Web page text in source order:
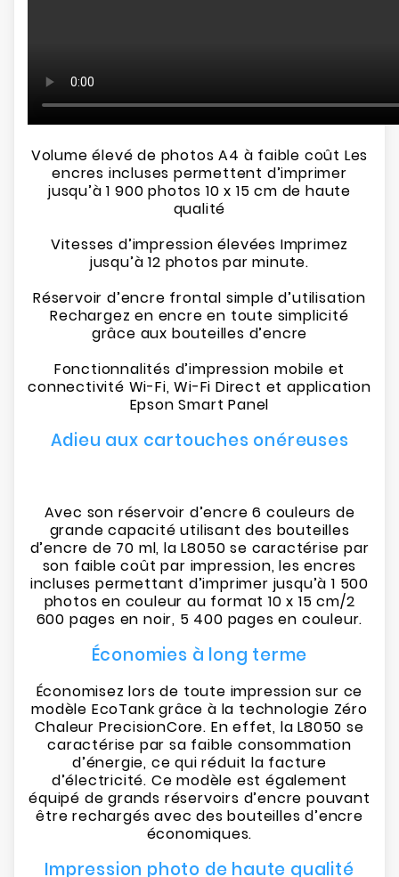
Volume élevé de photos A4 à faible coût Les
encres incluses permettent d’imprimer
jusqu’à 1 900 photos 10 x 15 cm de haute
qualité
Vitesses d’impression élevées Imprimez
jusqu’à 12 photos par minute.
Réservoir d’encre frontal simple d’utilisation
Rechargez en encre en toute simplicité
grâce aux bouteilles d’encre
Fonctionnalités d’impression mobile et
connectivité Wi-Fi, Wi-Fi Direct et application
Epson Smart Panel
Adieu aux cartouches onéreuses
Avec son réservoir d’encre 6 couleurs de
grande capacité utilisant des bouteilles
d’encre de 70 ml, la L8050 se caractérise par
son faible coût par impression, les encres
incluses permettant d’imprimer jusqu’à 1 500
photos en couleur au format 10 x 15 cm/2
600 pages en noir, 5 400 pages en couleur.
Économies à long terme
Économisez lors de toute impression sur ce
modèle EcoTank grâce à la technologie Zéro
Chaleur PrecisionCore. En effet, la L8050 se
caractérise par sa faible consommation
d’énergie, ce qui réduit la facture
d’électricité. Ce modèle est également
équipé de grands réservoirs d’encre pouvant
être rechargés avec des bouteilles d’encre
économiques.
Impression photo de haute qualité